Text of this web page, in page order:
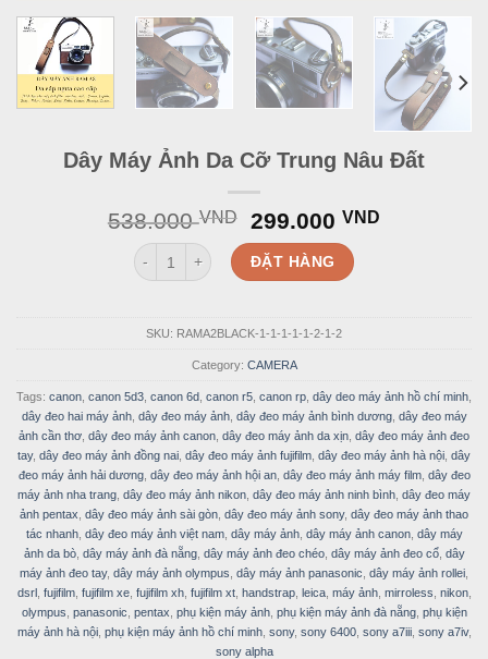
Dây Máy Ảnh Da Cỡ Trung Nâu Đất
538.000VND
Original
price
was:
538.000 VND.
299.000VND
Dây Máy Ảnh Da Cỡ Trung Nâu Đất quantity
ĐẶT HÀNG
SKU: RAMA2BLACK-1-1-1-1-1-2-1-2
Category: CAMERA
Tags: canon canon 5d3 canon 6d canon r5 canon rp dây deo máy ảnh hồ chí minh
dây đeo hai máy ảnh, dây đeo máy ảnh, dây đeo máy ảnh bình dương, dây đeo máy
ảnh cần thơ dây đeo máy ảnh canon dây đeo máy ảnh da xịn dây đeo máy ảnh đeo
tay, dây đeo máy ảnh đồng nai dây đeo máy ảnh fujifilm dây đeo máy ảnh hà nội dây
đeo máy ảnh hải dương, dây đeo máy ảnh hội an, dây đeo máy ảnh máy film, dây đeo
máy ảnh nha trang dây đeo máy ảnh nikon dây đeo máy ảnh ninh bình dây đeo máy
ảnh pentax dây đeo máy ảnh sài gòn dây đeo máy ảnh sony, dây đeo máy ảnh thao
tác nhanh, dây đeo máy ảnh việt nam, dây máy ảnh, dây máy ảnh canon, dây máy
ảnh da bò, dây máy ảnh đà nẵng, dây máy ảnh đeo chéo, dây máy ảnh đeo cổ, dây
máy ảnh đeo tay, dây máy ảnh olympus dây máy ảnh panasonic dây máy ảnh rollei
dsrl, fujifilm, fujifilm xe, fujifilm xh, fujifilm xt, handstrap, leica, máy ảnh, mirroless nikon,
olympus panasonic pentax phụ kiện máy ảnh, phụ kiện máy ảnh đà nẵng, phụ kiện
máy ảnh hà nội, phụ kiện máy ảnh hồ chí minh, sony, sony 6400, sony a7iii, sony a7iv,
sony alpha